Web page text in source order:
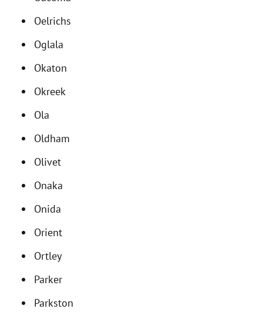
Oelrichs
Oglala
Okaton
Okreek
Ola
Oldham
Olivet
Onaka
Onida
Orient
Ortley
Parker
Parkston